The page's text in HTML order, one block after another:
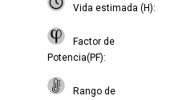
Vida estimada (H)
Factor de
Potencia(PF)
Rango de